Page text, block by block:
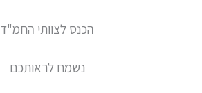
הכנס לצוותי החמ"ד
נשמח לראותכם